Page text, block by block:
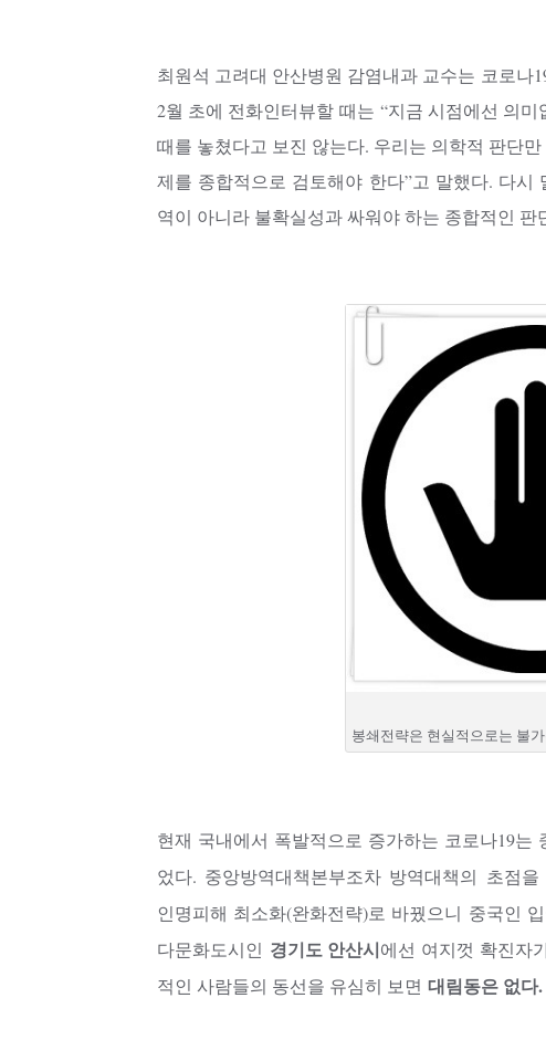
최원석 고려대 안산병원 감염내과 교수는 코로나
2월 초에 전화인터뷰할 때는 “지금 시점에선 의
때를 놓쳤다고 보진 않는다. 우리는 의학적 판단
제를 종합적으로 검토해야 한다”고 말했다. 다
역이 아니라 불확실성과 싸워야 하는 종합적인 판
봉쇄전략은 현실적으로는 불
현재 국내에서 폭발적으로 증가하는 코로나19는
었다. 중앙방역대책본부조차 방역대책의 초점
인명피해 최소화(완화전략)로 바꿨으니 중국인
다문화도시인 경기도 안산시에선 여지껏 확진자
적인 사람들의 동선을 유심히 보면 대림동은 없다.